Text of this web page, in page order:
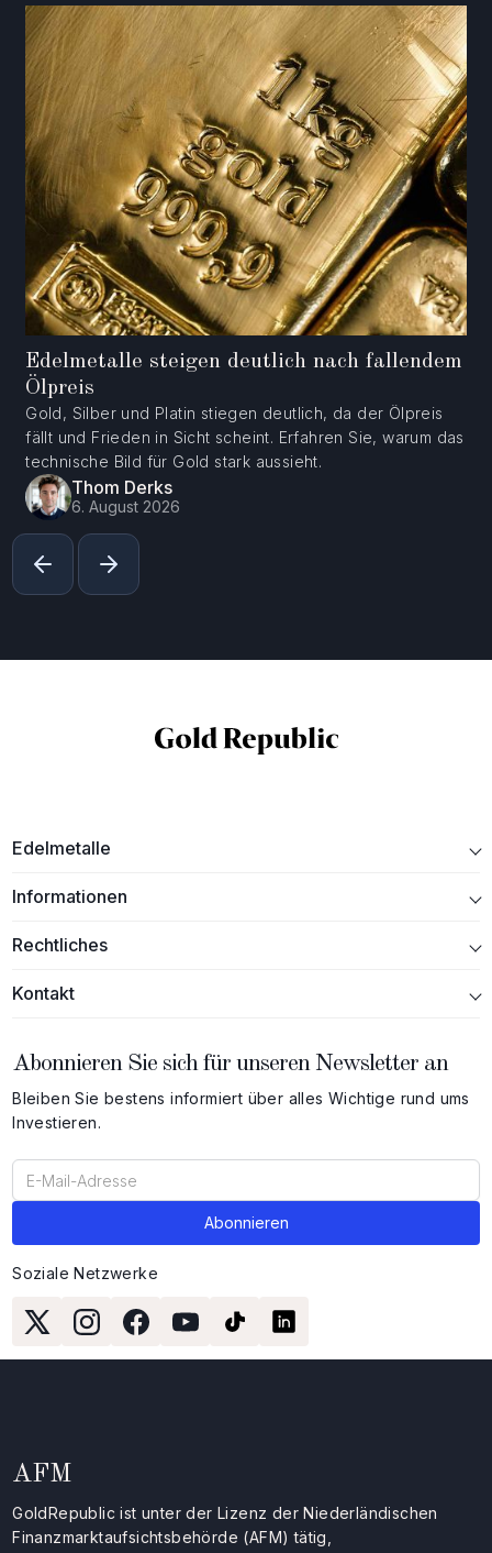
Edelmetalle steigen deutlich nach fallendem
Ölpreis
Gold, Silber und Platin stiegen deutlich, da der Ölpreis
fällt und Frieden in Sicht scheint. Erfahren Sie, warum das
technische Bild für Gold stark aussieht.
Thom Derks
6. August 2026
Edelmetalle
Informationen
Rechtliches
Kontakt
Abonnieren Sie sich für unseren Newsletter an
Bleiben Sie bestens informiert über alles Wichtige rund ums
Investieren.
Soziale Netzwerke
AFM
GoldRepublic ist unter der Lizenz der Niederländischen
Finanzmarktaufsichtsbehörde (AFM) tätig,